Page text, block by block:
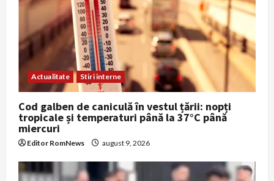
Actualitate Stiri interne
Cod galben de caniculă în vestul țării: nopți
tropicale și temperaturi până la 37°C până
miercuri
Editor RomNews august 9, 2026